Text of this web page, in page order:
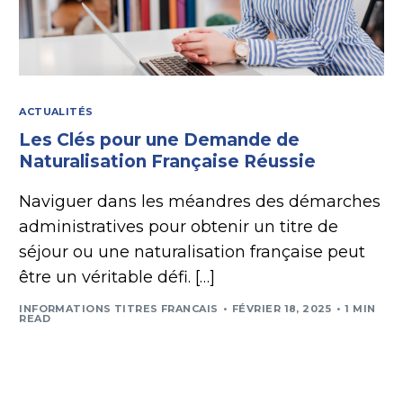
ACTUALITÉS
Les Clés pour une Demande de
Naturalisation Française Réussie
Naviguer dans les méandres des démarches
administratives pour obtenir un titre de
séjour ou une naturalisation française peut
être un véritable défi. […]
INFORMATIONS TITRES FRANCAIS FÉVRIER 18, 2025 1 MIN
READ